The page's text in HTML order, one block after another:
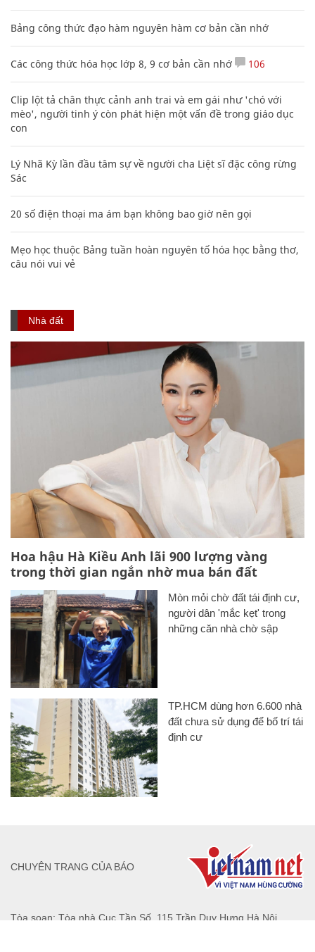
Bảng công thức đạo hàm nguyên hàm cơ bản cần nhớ
Các công thức hóa học lớp 8, 9 cơ bản cần nhớ 106
Clip lột tả chân thực cảnh anh trai và em gái như 'chó với
mèo', người tinh ý còn phát hiện một vấn đề trong giáo dục
con
Lý Nhã Kỳ lần đầu tâm sự về người cha Liệt sĩ đặc công rừng
Sác
20 số điện thoại ma ám bạn không bao giờ nên gọi
Mẹo học thuộc Bảng tuần hoàn nguyên tố hóa học bằng thơ,
câu nói vui vẻ
Nhà đất
Hoa hậu Hà Kiều Anh lãi 900 lượng vàng
trong thời gian ngắn nhờ mua bán đất
Mòn mỏi chờ đất tái định cư,
người dân 'mắc kẹt' trong
những căn nhà chờ sập
TP.HCM dùng hơn 6.600 nhà
đất chưa sử dụng để bố trí tái
định cư
Tòa soạn: Tòa nhà Cục Tần Số, 115 Trần Duy Hưng Hà Nội
CHUYÊN TRANG CỦA BÁO